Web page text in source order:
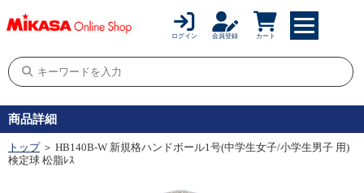
ログイン 会員登録 カート
商品詳細
トップ＞ HB140B-W 新規格ハンドボール1号(中学生女子/小学生男子 用)
検定球 松脂ﾚｽ